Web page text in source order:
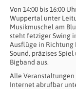
Von 14:00 bis 16:00
Wuppertal unter
Musikmuschel am
steht fetziger Swing
Ausflüge in Richtung
Sound, präzises
Bigband aus.
Alle Veranstaltungen
Internet abrufbar